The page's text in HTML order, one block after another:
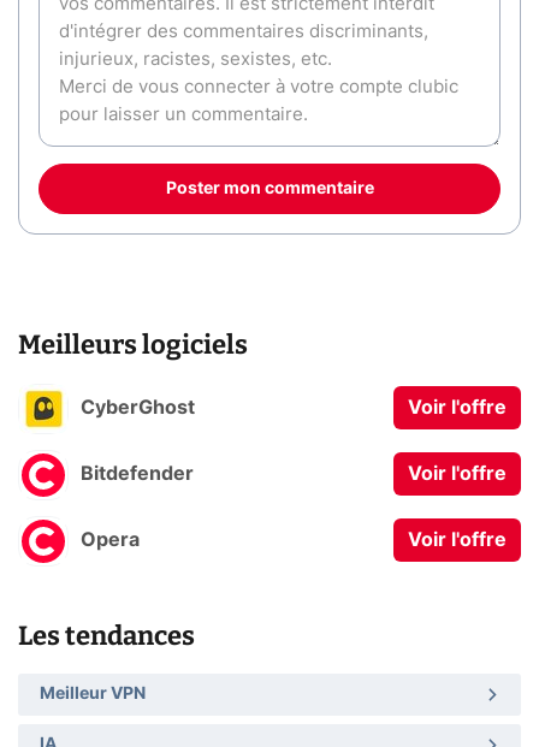
Poster mon commentaire
Meilleurs logiciels
CyberGhost Voir l'offre
Bitdefender Voir l'offre
Opera Voir l'offre
Les tendances
Meilleur VPN